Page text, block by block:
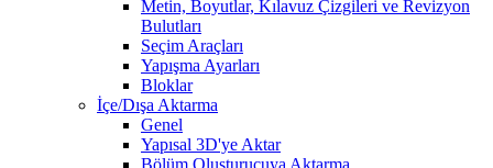
Metin, Boyutlar, Kılavuz Çizgileri ve Revizyon
Bulutları
Seçim Araçları
Yapışma Ayarları
Bloklar
İçe/Dışa Aktarma
Genel
Yapısal 3D'ye Aktar